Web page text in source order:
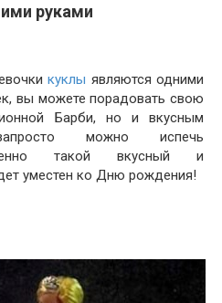
руками
куклы являются одними
вы можете порадовать свою
Барби, но и вкусным
можно испечь
такой вкусный и
уместен ко Дню рождения!